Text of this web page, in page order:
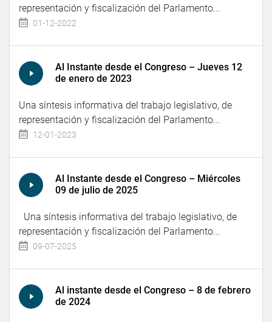
representación y fiscalización del Parlamento...
01-12-2022
Al Instante desde el Congreso – Jueves 12
de enero de 2023
Una síntesis informativa del trabajo legislativo, de
representación y fiscalización del Parlamento...
12-01-2023
Al Instante desde el Congreso – Miércoles
09 de julio de 2025
Una síntesis informativa del trabajo legislativo, de
representación y fiscalización del Parlamento...
09-07-2025
Al instante desde el Congreso – 8 de febrero
de 2024